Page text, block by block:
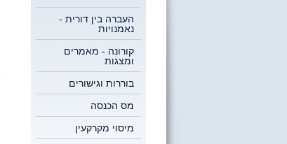
העברה בין דורית -
נאמנויות
קורונה - מאמרים
ומצגות
בוררות וגישורים
מס הכנסה
מיסוי מקרקעין